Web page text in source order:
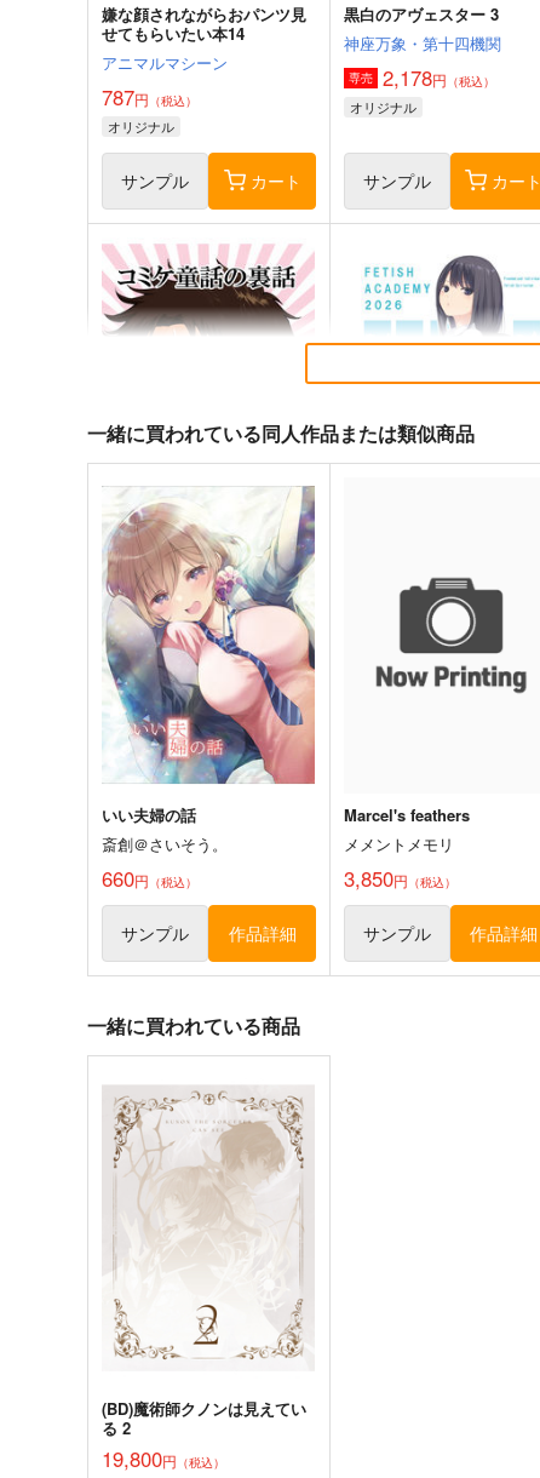
嫌な顔されながらおパンツ見
せてもらいたい本14
アニマルマシーン
787円 （税込）
オリジナル
サンプル カート
黒白のアヴェスター 3
神座万象・第十四機関
専売 2,178円 （税込）
オリジナル
サンプル カート
コミケ童話の裏話総集編4
おのでら総本舗
1,540円（税込）
オリジナル メロス
サンプル カート
FETISH ACADEMY
ロイヤルマウンテン
（税込）
オリジナル
青山 澄香
白峰 莉花
メレ・レタナグア
競売でマンションを買った
話。３
さくら研究室
円 （税込）
オリジナル 作者 パイセン
カート
一緒に買われている同人作品または類似商品
いい夫婦の話
斎創＠さいそう。
660円 （税込）
サンプル 作品詳細
Marcel's feathers
メメントメモリ
3,850円 （税込）
サンプル 作品詳細
一緒に買われている商品
(BD)魔術師クノンは見えてい
る 2
19,800円 （税込）